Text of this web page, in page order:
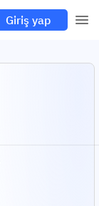
Giriş yap